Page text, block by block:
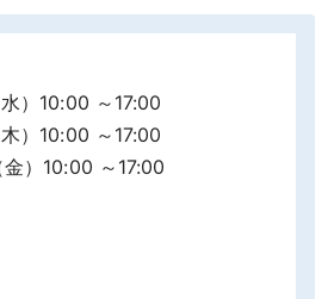
企業サイト
品・サービス
）10:00 ～17:00
）10:00 ～17:00
）10:00 ～17:00